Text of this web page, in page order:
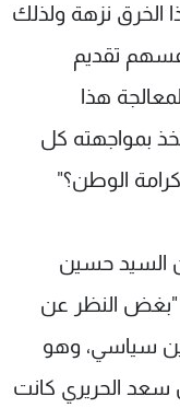
الخرق نزهة ولذلك
تقديم
هذا
بمواجهته كل
الوطن؟"
السيد حسين
"بغض النظر عن
سياسي، وهو
سعد الحريري كانت